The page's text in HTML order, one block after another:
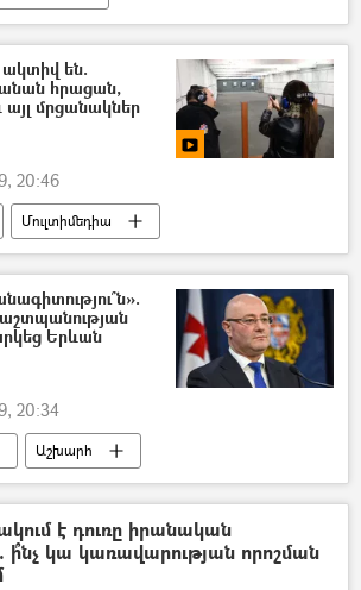
ակտիվ են.
հրացան,
մրցանակներ
20:46
Մուլտիմեդիա
Երևան
20:34
Աշխարհ
Հայաստան
նախարարություն (ՊՆ)
է դուռը իրանական
կա կառավարության որոշման